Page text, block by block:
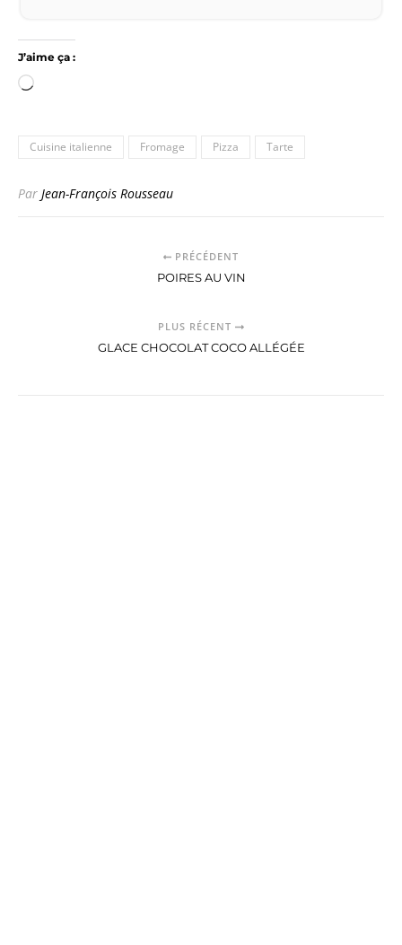
J’aime ça :
Chargement…
Cuisine italienne Fromage Pizza Tarte
Par Jean-François Rousseau
PRÉCÉDENT
POIRES AU VIN
PLUS RÉCENT
GLACE CHOCOLAT COCO ALLÉGÉE